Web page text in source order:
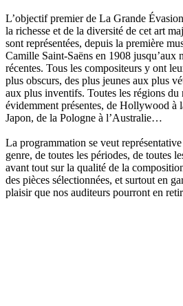
L’objectif premier de La Grande
la richesse et de la diversité de cet art
sont représentées, depuis la première
Camille Saint-Saëns en 1908 jusqu’aux
récentes. Tous les compositeurs y ont
plus obscurs, des plus jeunes aux plus
aux plus inventifs. Toutes les régions du
évidemment présentes, de Hollywood à
Japon, de la Pologne à l’Australie…
La programmation se veut
genre, de toutes les périodes, de toutes
avant tout sur la qualité de la
des pièces sélectionnées, et surtout en
plaisir que nos auditeurs pourront en